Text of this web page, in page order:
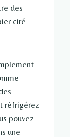
des
ciré
réfrigérez
pouvez
une